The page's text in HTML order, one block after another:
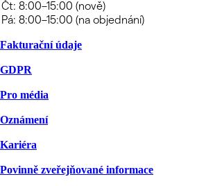
Fakturační údaje
GDPR
Pro média
Oznámení
Kariéra
Povinně zveřejňované informace